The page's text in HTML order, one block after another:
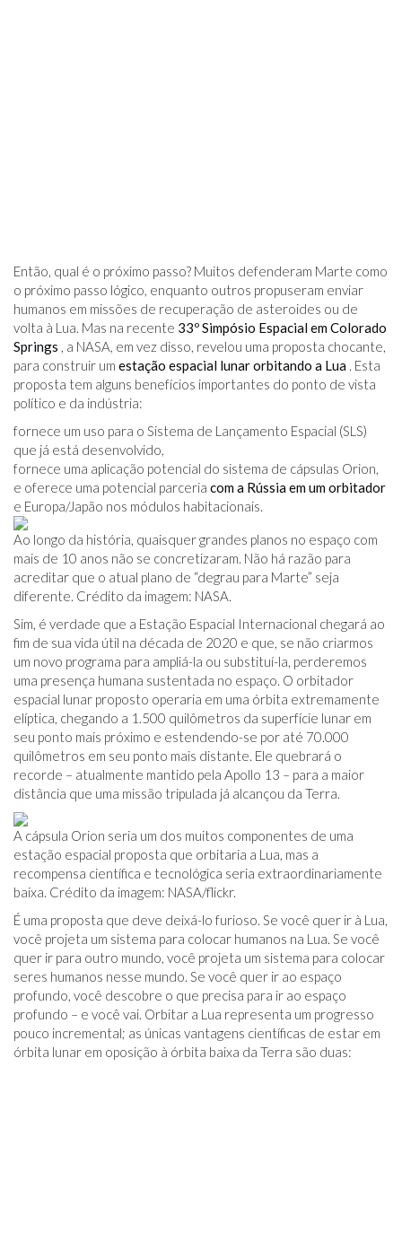
Então, qual é o próximo passo? Muitos defenderam Marte como
o próximo passo lógico, enquanto outros propuseram enviar
humanos em missões de recuperação de asteroides ou de
volta à Lua. Mas na recente 33º Simpósio Espacial em Colorado
Springs , a NASA, em vez disso, revelou uma proposta chocante,
para construir um estação espacial lunar orbitando a Lua . Esta
proposta tem alguns benefícios importantes do ponto de vista
político e da indústria:
fornece um uso para o Sistema de Lançamento Espacial (SLS)
que já está desenvolvido,
fornece uma aplicação potencial do sistema de cápsulas Orion,
e oferece uma potencial parceria com a Rússia em um orbitador
e Europa/Japão nos módulos habitacionais.
Ao longo da história, quaisquer grandes planos no espaço com
mais de 10 anos não se concretizaram. Não há razão para
acreditar que o atual plano de “degrau para Marte” seja
diferente. Crédito da imagem: NASA.
Sim, é verdade que a Estação Espacial Internacional chegará ao
fim de sua vida útil na década de 2020 e que, se não criarmos
um novo programa para ampliá-la ou substituí-la, perderemos
uma presença humana sustentada no espaço. O orbitador
espacial lunar proposto operaria em uma órbita extremamente
elíptica, chegando a 1.500 quilômetros da superfície lunar em
seu ponto mais próximo e estendendo-se por até 70.000
quilômetros em seu ponto mais distante. Ele quebrará o
recorde – atualmente mantido pela Apollo 13 – para a maior
distância que uma missão tripulada já alcançou da Terra.
A cápsula Orion seria um dos muitos componentes de uma
estação espacial proposta que orbitaria a Lua, mas a
recompensa científica e tecnológica seria extraordinariamente
baixa. Crédito da imagem: NASA/flickr.
É uma proposta que deve deixá-lo furioso. Se você quer ir à Lua,
você projeta um sistema para colocar humanos na Lua. Se você
quer ir para outro mundo, você projeta um sistema para colocar
seres humanos nesse mundo. Se você quer ir ao espaço
profundo, você descobre o que precisa para ir ao espaço
profundo – e você vai. Orbitar a Lua representa um progresso
pouco incremental; as únicas vantagens científicas de estar em
órbita lunar em oposição à órbita baixa da Terra são duas: